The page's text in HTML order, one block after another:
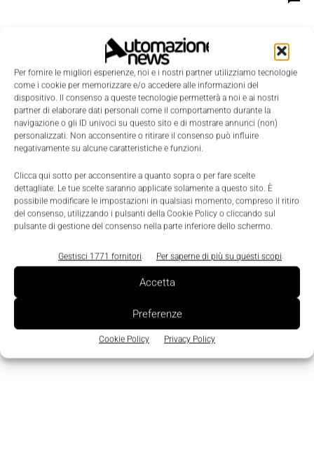
Per fornire le migliori esperienze, noi e i nostri partner utilizziamo tecnologie
come i cookie per memorizzare e/o accedere alle informazioni del
dispositivo. Il consenso a queste tecnologie permetterà a noi e ai nostri
partner di elaborare dati personali come il comportamento durante la
navigazione o gli ID univoci su questo sito e di mostrare annunci (non)
personalizzati. Non acconsentire o ritirare il consenso può influire
negativamente su alcune caratteristiche e funzioni.
Clicca qui sotto per acconsentire a quanto sopra o per fare scelte
dettagliate. Le tue scelte saranno applicate solamente a questo sito. È
possibile modificare le impostazioni in qualsiasi momento, compreso il ritiro
del consenso, utilizzando i pulsanti della Cookie Policy o cliccando sul
pulsante di gestione del consenso nella parte inferiore dello schermo.
Gestisci 1771 fornitori Per saperne di più su questi scopi
Accetta
Preferenze
Cookie Policy Privacy Policy
Mitsubishi GOT2000: Widescreen compatti
ed eleganti